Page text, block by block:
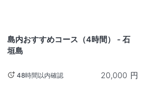
島内おすすめコース（4時間） - 石
垣島
48時間以内確認 20,000 円